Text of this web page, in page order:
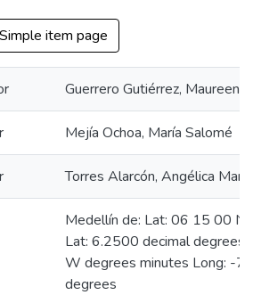
Simple item page
Guerrero Gutiérrez, Maureen
Mejía Ochoa, María Salomé
Torres Alarcón, Angélica María
Medellín de: Lat: 06 15 00 N
Lat: 6.2500 decimal
W degrees minutes Long: -
degrees